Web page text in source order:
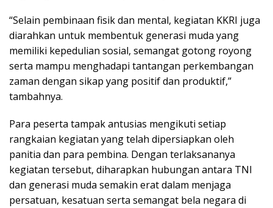
“Selain pembinaan fisik dan mental, kegiatan KKRI juga
diarahkan untuk membentuk generasi muda yang
memiliki kepedulian sosial, semangat gotong royong
serta mampu menghadapi tantangan perkembangan
zaman dengan sikap yang positif dan produktif,”
tambahnya.
Para peserta tampak antusias mengikuti setiap
rangkaian kegiatan yang telah dipersiapkan oleh
panitia dan para pembina. Dengan terlaksananya
kegiatan tersebut, diharapkan hubungan antara TNI
dan generasi muda semakin erat dalam menjaga
persatuan, kesatuan serta semangat bela negara di